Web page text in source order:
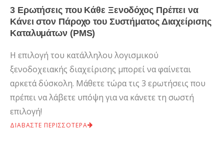
3 Ερωτήσεις που Κάθε Ξενοδόχος Πρέπει να
Κάνει στον Πάροχο του Συστήματος Διαχείρισης
Καταλυμάτων (PMS)
Η επιλογή του κατάλληλου λογισμικού
ξενοδοχειακής διαχείρισης μπορεί να φαίνεται
αρκετά δύσκολη. Μάθετε τώρα τις 3 ερωτήσεις που
πρέπει να λάβετε υπόψη για να κάνετε τη σωστή
επιλογή!
ΔΙΑΒΑΣΤΕ ΠΕΡΙΣΣΟΤΕΡΑ